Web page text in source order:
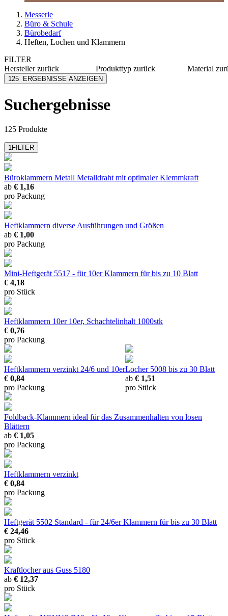
Messerle
Büro & Schule
Bürobedarf
Heften, Lochen und Klammern
FILTER
Herstellerzurück
Alco
Bind
Boldini
mehr anzeigen
Produkttyp zurück
Material
125 ERGEBNISSE ANZEIGEN
Suchergebnisse
125 Produkte
1FILTER
Büroklammern Metall Metalldraht mit optimaler Klemmkraft
ab € 1,16
pro Packung
Heftklammern diverse Ausführungen und Größen
ab € 1,00
pro Packung
Mini-Heftgerät 5517 - für 10er Klammern für bis zu 10 Blatt
€ 4,18
pro Stück
Heftklammern 10er 10er, Schachtelinhalt 1000stk
€ 0,76
pro Packung
Heftklammern verzinkt 24/6 und 10er
€ 0,84
pro Packung
Locher 5008 bis zu 30 Blatt
ab € 1,51
pro Stück
Foldback-Klammern ideal für das Zusammenhalten von losen
Blättern
ab € 1,05
pro Packung
Heftklammern verzinkt
€ 0,84
pro Packung
Heftgerät 5502 Standard - für 24/6er Klammern für bis zu 30 Blatt
€ 24,46
pro Stück
Kraftlocher aus Guss 5180
ab € 12,37
pro Stück